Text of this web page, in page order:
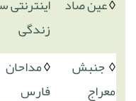
زندگی
◊جنبش
معراج
◊مداحان
فارس